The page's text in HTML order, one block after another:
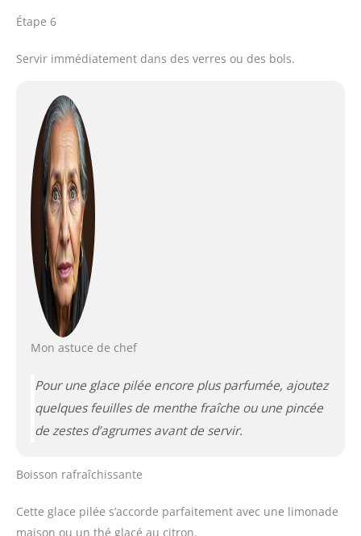
Étape 6
Servir immédiatement dans des verres ou des bols.
Mon astuce de chef
Pour une glace pilée encore plus parfumée, ajoutez
quelques feuilles de menthe fraîche ou une pincée
de zestes d’agrumes avant de servir.
Boisson rafraîchissante
Cette glace pilée s’accorde parfaitement avec une limonade
maison ou un thé glacé au citron.